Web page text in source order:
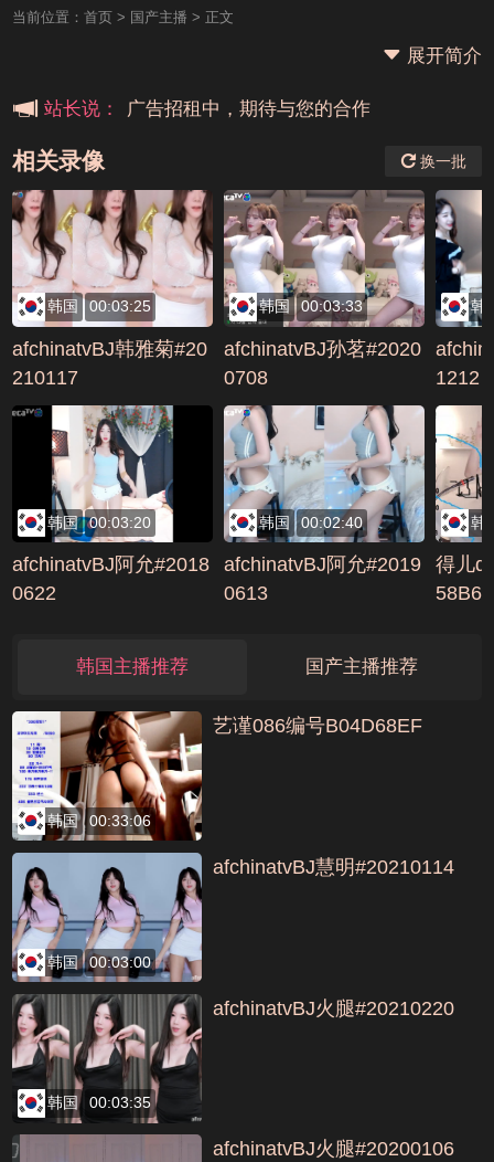
当前位置： 首页> 国产主播 > 正文
展开简介
站长说： 广告招租中，期待与您的合作
相关录像 换一批
韩国 00:03:25
afchinatvBJ韩雅菊#20
210117
韩国 00:03:33
afchinatvBJ孙茗#2020
0708
韩
1212
韩国 00:03:20
afchinatvBJ阿允#2018
0622
韩国 00:02:40
afchinatvBJ阿允#2019
0613
韩
得儿
58B6
韩国主播推荐 国产主播推荐
韩国 00:33:06
艺谨086编号B04D68EF
韩国 00:03:00
afchinatvBJ慧明#20210114
韩国 00:03:35
afchinatvBJ火腿#20210220
afchinatvBJ火腿#20200106